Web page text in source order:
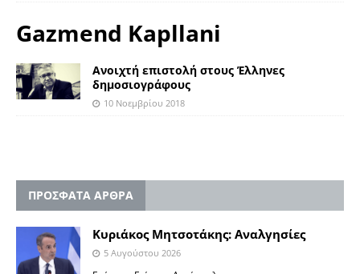
Gazmend Kapllani
Ανοιχτή επιστολή στους Έλληνες
δημοσιογράφους
10 Νοεμβρίου 2018
ΠΡΟΣΦΑΤΑ ΑΡΘΡΑ
Κυριάκος Μητσοτάκης: Αναλγησίες
5 Αυγούστου 2026